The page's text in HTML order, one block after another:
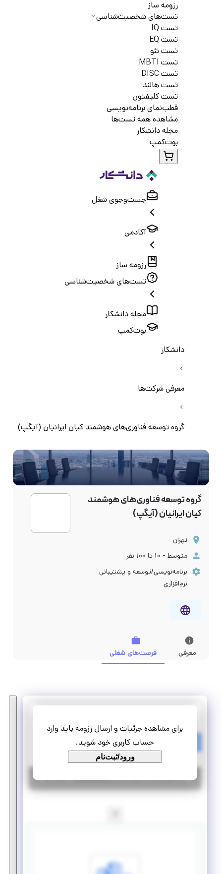
رزومه ساز
تست‌های شخصیت‌شناسی
تست IQ
تست EQ
تست نئو
تست MBTI
تست DISC
تست هالند
تست کلیفتون
قطب‌نمای برنامه‌نویسی
مشاهده همه تست‌ها
مجله دانشکار
بوت‌کمپ
جست‌و‌جوی شغل
آکادمی
رزومه ساز
تست‌های شخصیت‌شناسی
مجله دانشکار
بوت‌کمپ
دانشکار
معرفی شرکت‌ها
گروه توسعه فناوری‌های هوشمند کیان ایرانیان (آیگپ)
گروه توسعه فناوری‌های هوشمند
کیان ایرانیان (آیگپ)
تهران
متوسط - ۱۰ تا ۱۰۰ نفر
برنامه‌نویسی/توسعه و پشتیبانی
نرم‌افزاری
معرفی فرصت‌های شغلی
برای مشاهده جزئیات و ارسال رزومه باید وارد
حساب کاربری خود شوید.
ورود/ثبت‌نام
استخدام کارشناس DEVOPS
تمام وقت استخدام
تهران |۵ سال پیش | منقضی شده جزئیات بیشتر